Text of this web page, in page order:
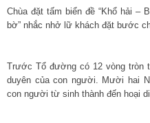
Chùa đặt tấm biển đề “Khổ hải –
bờ” nhắc nhở lữ khách đặt bước
Trước Tổ đường có 12 vòng tròn
duyên của con người. Mười hai
con người từ sinh thành đến hoại